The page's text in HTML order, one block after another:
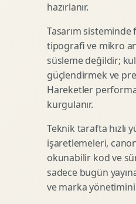
Premium Ambalaj Tasarimi
Etiket Tasarimi
Kutu Tasarimi
Raf Gorunurlugu
Gida Ambalaj Tasarimi
Kozmetik Ambalaj Tasarimi
E Ticaret Kutu Tasarimi
Ambalaj Mockup Tasarimi
hazırlanır.
Tasarım
tipografi ve mikro
süsleme değildir;
güçlendirmek ve
Hareketler
kurgulanır.
Teknik tarafta hızlı
işaretlemeleri,
okunabilir kod ve
sadece bugün
ve marka yönetimini